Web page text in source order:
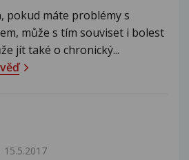
pokud máte problémy s
může s tím souviset i bolest
jít také o chronický...
15.5.2017